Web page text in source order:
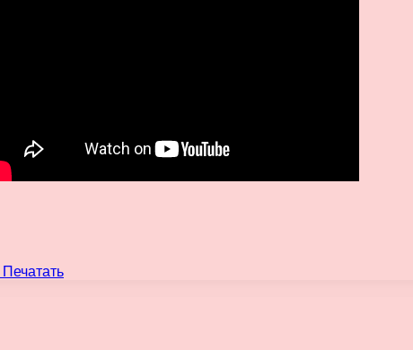
Печатать